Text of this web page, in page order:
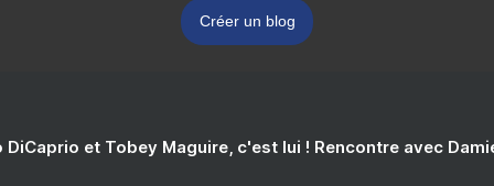
Créer un blog
DiCaprio et Tobey Maguire, c'est lui ! Rencontre avec